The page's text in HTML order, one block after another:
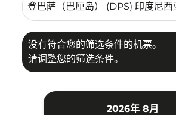
没有符合您的筛选条件的机票。
请调整您的筛选条件。
2026年 8月